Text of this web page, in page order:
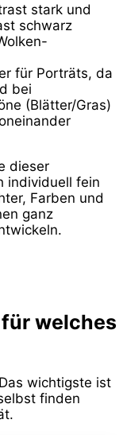
stark und
schwarz
für Porträts, da
bei
(Blätter/Gras)
dieser
individuell fein
Farben und
ganz
welches
wichtigste ist
finden